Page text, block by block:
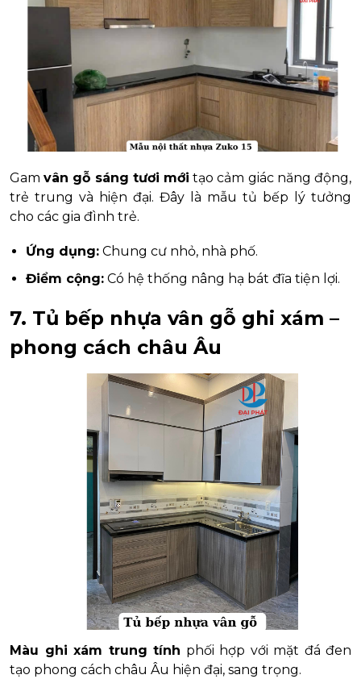
Gamvân gỗ sáng tươi mới tạo cảm giác năng động,
trẻ trung và hiện đại. Đây là mẫu tủ bếp lý tưởng
cho các gia đình trẻ.
Ứng dụng: Chung cư nhỏ, nhà phố.
Điểm cộng: Có hệ thống nâng hạ bát đĩa tiện lợi.
7. Tủ bếp nhựa vân gỗ ghi xám –
phong cách châu Âu
Màu ghi xám trung tính phối hợp với mặt đá đen
tạo phong cách châu Âu hiện đại, sang trọng.